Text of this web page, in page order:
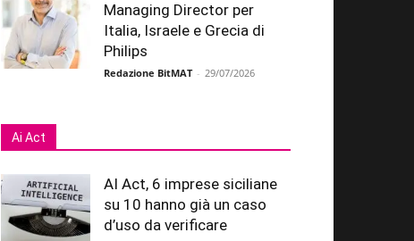
Managing Director per
Italia, Israele e Grecia di
Philips
Redazione BitMAT - 29/07/2026
Ai Act
AI Act, 6 imprese siciliane
su 10 hanno già un caso
d’uso da verificare